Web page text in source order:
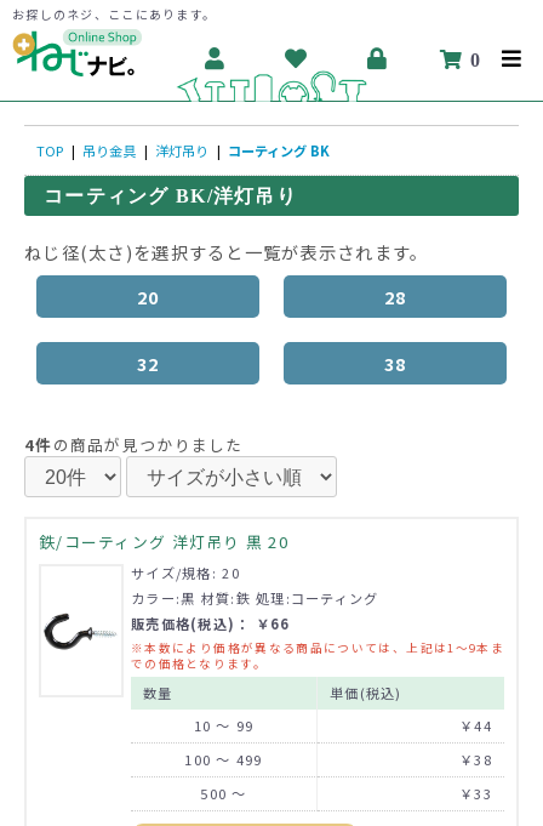
お探しのネジ、ここにあります。
0
TOP | 吊り金具 | 洋灯吊り | コーティング BK
コーティング BK/洋灯吊り
ねじ径(太さ)を選択すると一覧が表示されます。
20
28
32 38
4件の商品が見つかりました
鉄/コーティング 洋灯吊り 黒 20
サイズ/規格: 20
カラー:黒 材質:鉄 処理:コーティング
販売価格(税込)： ￥66
※本数により価格が異なる商品については、上記は1～9本ま
での価格となります。
数量
単価(税込)
10 ～ 99
￥44
100 ～ 499
￥38
500 ～
￥33